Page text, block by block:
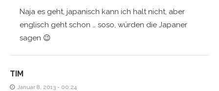
Naja es geht, japanisch kann ich halt nicht, aber
englisch geht schon … soso, würden die Japaner
sagen 😉
TIM
Januar 8, 2013 - 00:24